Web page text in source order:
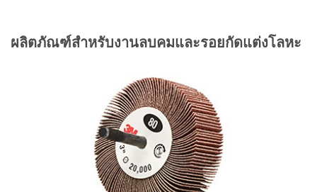
ผลิตภัณฑ์สำหรับงานลบคมและรอยกัดแต่งโลหะ